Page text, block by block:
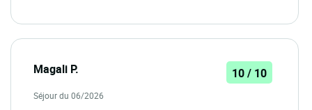
Magali P. 10 / 10
Séjour du 06/2026